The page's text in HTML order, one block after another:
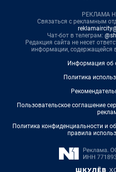
РЕКЛАМА
Связаться с рекламным
Чат-бот в телеграм:
Редакция сайта не несет
информации, содержащейся
Информация об
Политика
Пользовательское соглашение
Политика конфиденциальности и
правила